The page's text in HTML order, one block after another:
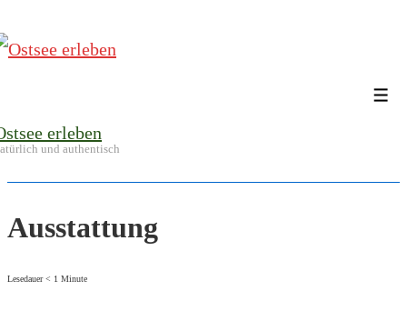
Zum
erleben
und authentisch
Ausstattung
Lesedauer < 1 Minute